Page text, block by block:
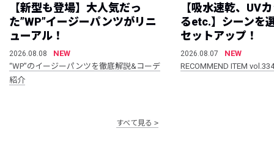
【新型も登場】大人気だっ
た”WP”イージーパンツがリニ
ューアル！
2026.08.08
NEW
“WP”のイージーパンツを徹底解説&コーデ
紹介
【吸水速乾、UV
るetc.】シーンを
セットアップ！
2026.08.07
NEW
RECOMMEND ITEM vol.334
すべて見る